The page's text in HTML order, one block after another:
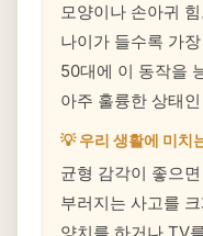
모양이나 손아귀
나이가 들수록 가
50대에 이 동작을
아주 훌륭한 상태
💡 우리 생활에 미치
균형 감각이 좋으
부러지는 사고를